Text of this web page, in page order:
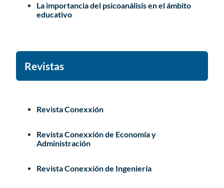
La importancia del psicoanálisis en el ámbito
educativo
Revistas
Revista Conexxión
Revista Conexxión de Economía y
Administración
Revista Conexxión de Ingeniería